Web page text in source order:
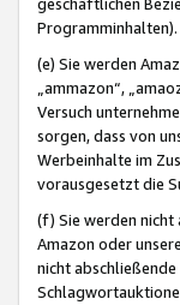
Programminhalten).
(e) Sie werden
„ammazon“,
Versuch
sorgen, dass von
Werbeinhalte im
vorausgesetzt die
(f) Sie werden nicht
Amazon oder
nicht